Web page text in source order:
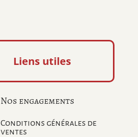
Liens utiles
Nos engagements
Conditions générales de
ventes